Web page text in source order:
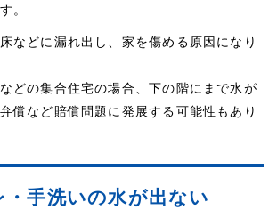
。
などに漏れ出し、家を傷める原因になり
どの集合住宅の場合、下の階にまで水が
償など賠償問題に発展する可能性もあり
・手洗いの水が出ない